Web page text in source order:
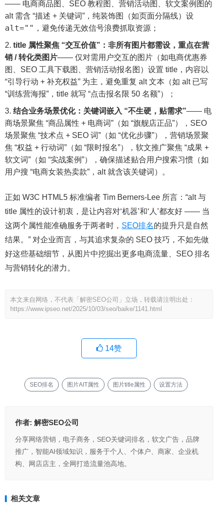
—— 电商商品图、SEO 教程图、营销活动图、软文案例图的
alt 需含 “描述 + 关键词”，纯装饰图（如页面分隔线）设
alt="" ，避免传递无效信号浪费抓取资源；
title 属性聚焦 “交互价值”：非所有图片都需设，重点在营
销 / 转化类图片—— 仅对需用户交互的图片（如电商优惠券
图、SEO 工具下载图、营销活动报名图）设置 title，内容以
“引导行动 + 补充权益” 为主，避免重复 alt 文本（如 alt 已写
“训练营海报”，title 就写 “点击报名限 50 名额”）；
结合业务场景优化：关键词嵌入 “不生硬，贴需求”—— 电
商场景聚焦 “商品属性 + 电商词”（如 “旗舰店正品”），SEO
场景聚焦 “技术点 + SEO 词”（如 “优化步骤”），营销场景聚
焦 “权益 + 行动词”（如 “限时报名”），软文推广聚焦 “成果 +
软文词”（如 “实战案例”），确保描述贴合用户搜索习惯（如
用户搜 “电商女装热卖款”，alt 就含该关键词）。
正如 W3C HTML5 标准编者 Tim Berners-Lee 所言：“alt 与
title 属性的设计初衷，是让内容对‘机器’和‘人’都友好 —— 当
这两个属性能准确服务于两者时， SEO排名的提升只是自然
结果。” 对企业而言，与其追求复杂的 SEO 技巧，不如先做
好这些基础细节，从图片中挖掘出更多电商流量、SEO 排名
与营销转化的潜力。
本文来自网络，不代表「解密SEO公司」立场，转载请注明出处：
https://www.ipseo.net/2025/10/03/seo/baike/1141.html
14赞
SEO排名 图片AIT属性 图片title属性 设置方法
作者: 解密SEO公司
分享网络营销，电子商务，SEO关键词排名，软文广告，品牌
推广，智能AI领域知识，服务于个人、个体户、商家、企业机
构、网店店主，全网打造流量池高地。
相关文章